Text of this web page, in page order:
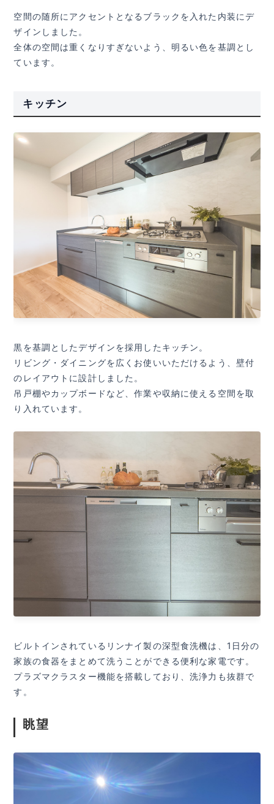
空間の随所にアクセントとなるブラックを入れた内装にデ
ザインしました。
全体の空間は重くなりすぎないよう、明るい色を基調とし
ています。
キッチン
黒を基調としたデザインを採用したキッチン。
リビング・ダイニングを広くお使いいただけるよう、壁付
のレイアウトに設計しました。
吊戸棚やカップボードなど、作業や収納に使える空間を取
り入れています。
ビルトインされているリンナイ製の深型食洗機は、1日分の
家族の食器をまとめて洗うことができる便利な家電です。
プラズマクラスター機能を搭載しており、洗浄力も抜群で
す。
眺望